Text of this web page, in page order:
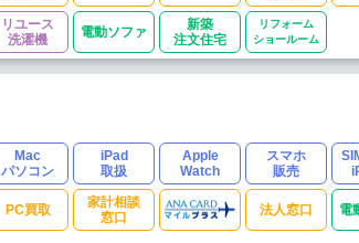
リユース
洗濯機
電動ソファ
新築
注文住宅
リフォーム
ショールーム
Mac
パソコン
iPad
取扱
Apple
Watch
スマホ
販売
PC買取
家計相談
窓口
法人窓口 電